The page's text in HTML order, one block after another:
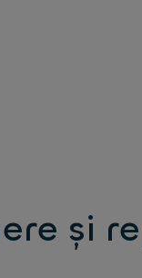
și